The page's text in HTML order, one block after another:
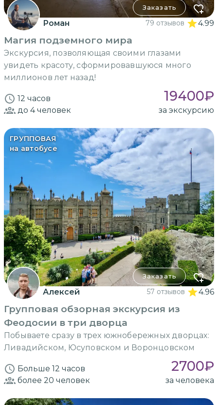
Заказать
Роман 79 отзывов 4.99
Магия подземного мира
Экскурсия, позволяющая своими глазами
увидеть красоту, сформировавшуюся много
миллионов лет назад!
12 часов 19400₽
до 4человек за экскурсию
ГРУППОВАЯ
на автобусе
Заказать
Алексей 57 отзывов 4.96
Групповая обзорная экскурсия из
Феодосии в три дворца
Побываете сразу в трех южнобережных дворцах:
Ливадийском, Юсуповском и Воронцовском
Больше 12 часов 2700₽
более 20 человек за человека